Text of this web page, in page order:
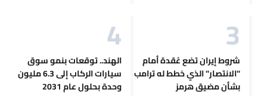
شروط إيران تضع عُقدة أمام
"الانتصار" الذي خطط له ترامب
بشأن مضيق هرمز
الهند.. توقعات بنمو سوق
سيارات الركاب إلى 6.3 مليون
وحدة بحلول عام 2031